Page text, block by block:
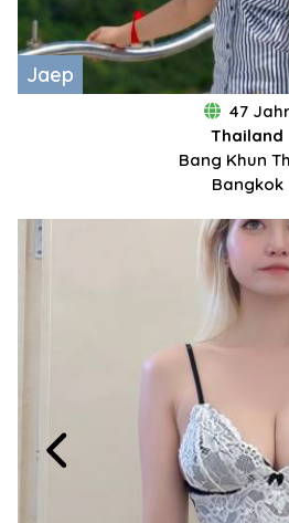
Jaep
47
Thailand
Bang Khun
Bangkok